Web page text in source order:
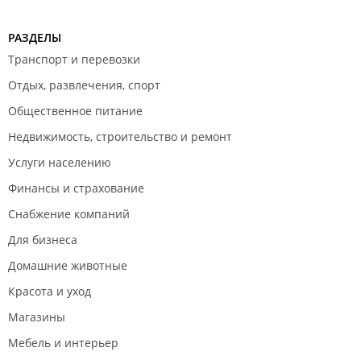
РАЗДЕЛЫ
Транспорт и перевозки
Отдых, развлечения, спорт
Общественное питание
Недвижимость, строительство и ремонт
Услуги населению
Финансы и страхование
Снабжение компаний
Для бизнеса
Домашние животные
Красота и уход
Магазины
Мебель и интерьер